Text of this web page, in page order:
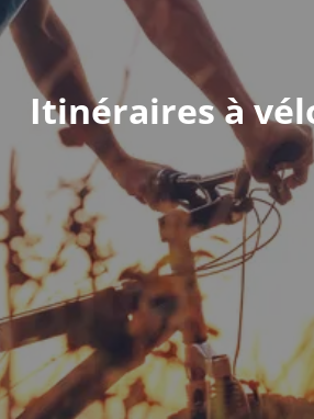
Itinéraires à